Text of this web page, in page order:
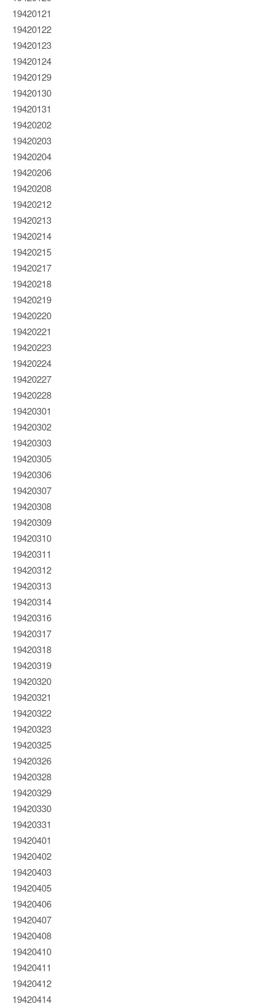
19420121
19420122
19420123
19420124
19420129
19420130
19420131
19420202
19420203
19420204
19420206
19420208
19420212
19420213
19420214
19420215
19420217
19420218
19420219
19420220
19420221
19420223
19420224
19420227
19420228
19420301
19420302
19420303
19420305
19420306
19420307
19420308
19420309
19420310
19420311
19420312
19420313
19420314
19420316
19420317
19420318
19420319
19420320
19420321
19420322
19420323
19420325
19420326
19420328
19420329
19420330
19420331
19420401
19420402
19420403
19420405
19420406
19420407
19420408
19420410
19420411
19420412
19420414